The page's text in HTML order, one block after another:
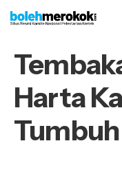
Harta